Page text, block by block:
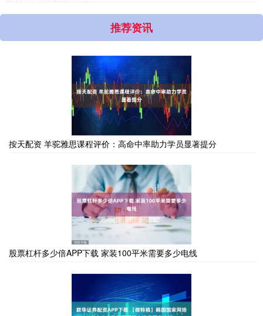
推荐资讯
按天配资 羊驼雅思课程评价：高命中率助力学员显著提分
股票杠杆多少倍APP下载 家装100平米需要多少电线